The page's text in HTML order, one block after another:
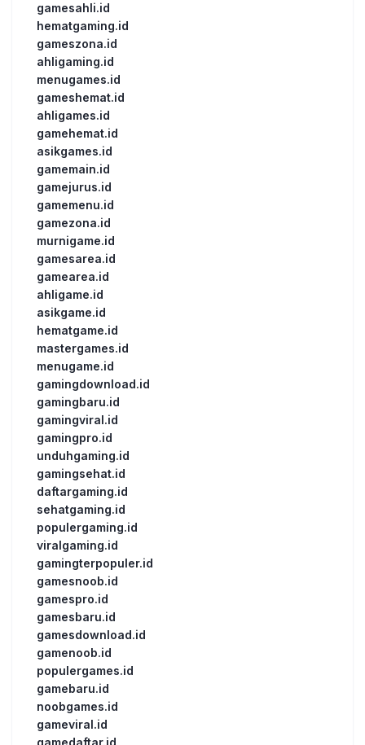
gamesahli.id
hematgaming.id
gameszona.id
ahligaming.id
menugames.id
gameshemat.id
ahligames.id
gamehemat.id
asikgames.id
gamemain.id
gamejurus.id
gamemenu.id
gamezona.id
murnigame.id
gamesarea.id
gamearea.id
ahligame.id
asikgame.id
hematgame.id
mastergames.id
menugame.id
gamingdownload.id
gamingbaru.id
gamingviral.id
gamingpro.id
unduhgaming.id
gamingsehat.id
daftargaming.id
sehatgaming.id
populergaming.id
viralgaming.id
gamingterpopuler.id
gamesnoob.id
gamespro.id
gamesbaru.id
gamesdownload.id
gamenoob.id
populergames.id
gamebaru.id
noobgames.id
gameviral.id
gamedaftar.id